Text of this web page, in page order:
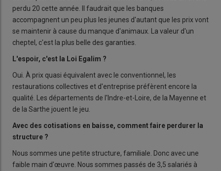
perdu 20 cette année. Il faudrait que les banques
accompagnent un peu plus les jeunes d'autant que les prix vont
se maintenir à cause du manque d'animaux. La valeur d'un
cheptel, c'est la plus belle des garanties.
L'espoir, c'est la Loi Egalim ?
Oui. À prix quasi équivalent avec le conventionnel, les
restaurations collectives et d'entreprise préfèrent encore la
qualité. Les départements de l'Indre-et-Loire, de la Mayenne et
de la Sarthe jouent le jeu.
Avec des cotisations en baisse, comment faire perdurer la
structure ?
Nous sommes une petite structure, familiale. Donc avec une
faible main d'œuvre. Nous sommes passés de 3,5 salariés à